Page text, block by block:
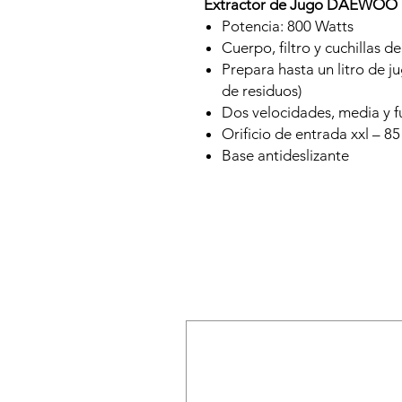
Extractor de Jugo DAEWOO
Potencia: 800 Watts
Cuerpo, filtro y cuchillas
Prepara hasta un litro de
de residuos)
Dos velocidades, media y
Orificio de entrada xxl –
Base antideslizante